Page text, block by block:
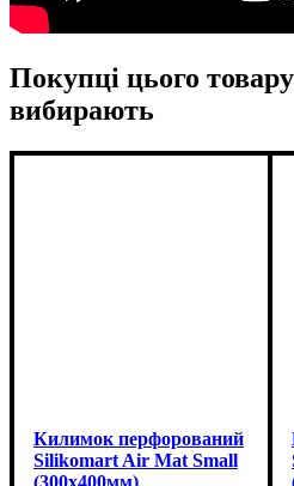
Покупці цього
вибирають
Килимок перфорований
Silikomart Air Mat Small
(300x400мм)